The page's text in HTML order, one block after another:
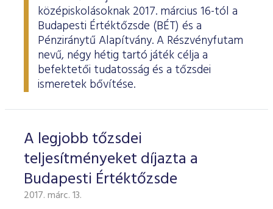
középiskolásoknak 2017. március 16-tól a
Budapesti Értéktőzsde (BÉT) és a
Pénziránytű Alapítvány. A Részvényfutam
nevű, négy hétig tartó játék célja a
befektetői tudatosság és a tőzsdei
ismeretek bővítése.
A legjobb tőzsdei
teljesítményeket díjazta a
Budapesti Értéktőzsde
2017. márc. 13.